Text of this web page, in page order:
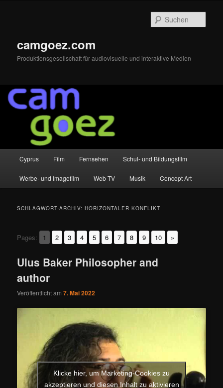
camgoez.com
Produktionsgesellschaft für audiovisuelle und interaktive Medien
Cyprus Film Fernsehen Schul- und Bildungsfilm
Werbe- und Imagefilm Web TV Musik Concept Art
SCHLAGWORT-ARCHIV:HORIZONTALER KONFLIKT
Pages: 1 2 3 4 5 6 7 8 9 10 »
Ulus Baker Philosopher and
author
Veröffentlicht am7. Mai 2022
Klicke hier, um Marketing-Cookies zu
akzeptieren und diesen Inhalt zu aktivieren